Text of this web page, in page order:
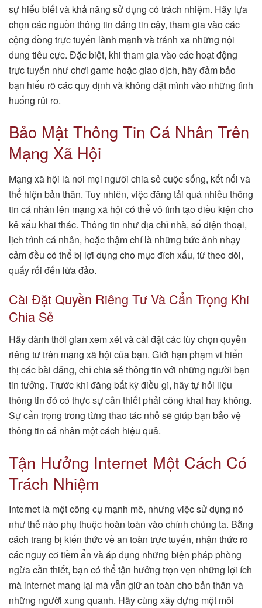
sự hiểu biết và khả năng sử dụng có trách nhiệm. Hãy lựa
chọn các nguồn thông tin đáng tin cậy, tham gia vào các
cộng đồng trực tuyến lành mạnh và tránh xa những nội
dung tiêu cực. Đặc biệt, khi tham gia vào các hoạt động
trực tuyến như chơi game hoặc giao dịch, hãy đảm bảo
bạn hiểu rõ các quy định và không đặt mình vào những tình
huống rủi ro.
Bảo Mật Thông Tin Cá Nhân Trên
Mạng Xã Hội
Mạng xã hội là nơi mọi người chia sẻ cuộc sống, kết nối và
thể hiện bản thân. Tuy nhiên, việc đăng tải quá nhiều thông
tin cá nhân lên mạng xã hội có thể vô tình tạo điều kiện cho
kẻ xấu khai thác. Thông tin như địa chỉ nhà, số điện thoại,
lịch trình cá nhân, hoặc thậm chí là những bức ảnh nhạy
cảm đều có thể bị lợi dụng cho mục đích xấu, từ theo dõi,
quấy rối đến lừa đảo.
Cài Đặt Quyền Riêng Tư Và Cẩn Trọng Khi
Chia Sẻ
Hãy dành thời gian xem xét và cài đặt các tùy chọn quyền
riêng tư trên mạng xã hội của bạn. Giới hạn phạm vi hiển
thị các bài đăng, chỉ chia sẻ thông tin với những người bạn
tin tưởng. Trước khi đăng bất kỳ điều gì, hãy tự hỏi liệu
thông tin đó có thực sự cần thiết phải công khai hay không.
Sự cẩn trọng trong từng thao tác nhỏ sẽ giúp bạn bảo vệ
thông tin cá nhân một cách hiệu quả.
Tận Hưởng Internet Một Cách Có
Trách Nhiệm
Internet là một công cụ mạnh mẽ, nhưng việc sử dụng nó
như thế nào phụ thuộc hoàn toàn vào chính chúng ta. Bằng
cách trang bị kiến thức về an toàn trực tuyến, nhận thức rõ
các nguy cơ tiềm ẩn và áp dụng những biện pháp phòng
ngừa cần thiết, bạn có thể tận hưởng trọn vẹn những lợi ích
mà internet mang lại mà vẫn giữ an toàn cho bản thân và
những người xung quanh. Hãy cùng xây dựng một môi